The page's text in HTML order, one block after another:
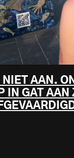
NIET AAN.
IN GAT AAN